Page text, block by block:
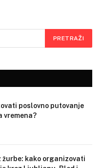
poslovno putovanje
vremena?
žurbe: kako organizovati